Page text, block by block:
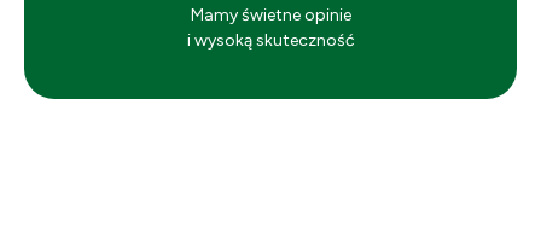
Mamy świetne opinie
i wysoką skuteczność